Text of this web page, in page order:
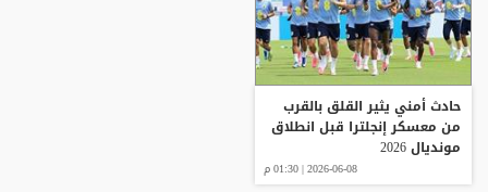
حادث أمني يثير القلق بالقرب
من معسكر إنجلترا قبل انطلاق
مونديال 2026
2026-06-08 | 01:30 م